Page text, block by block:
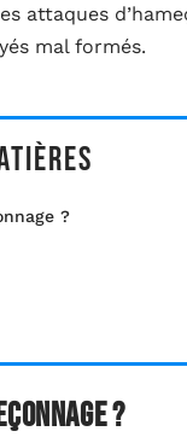
attaques
mal formés.
?
?